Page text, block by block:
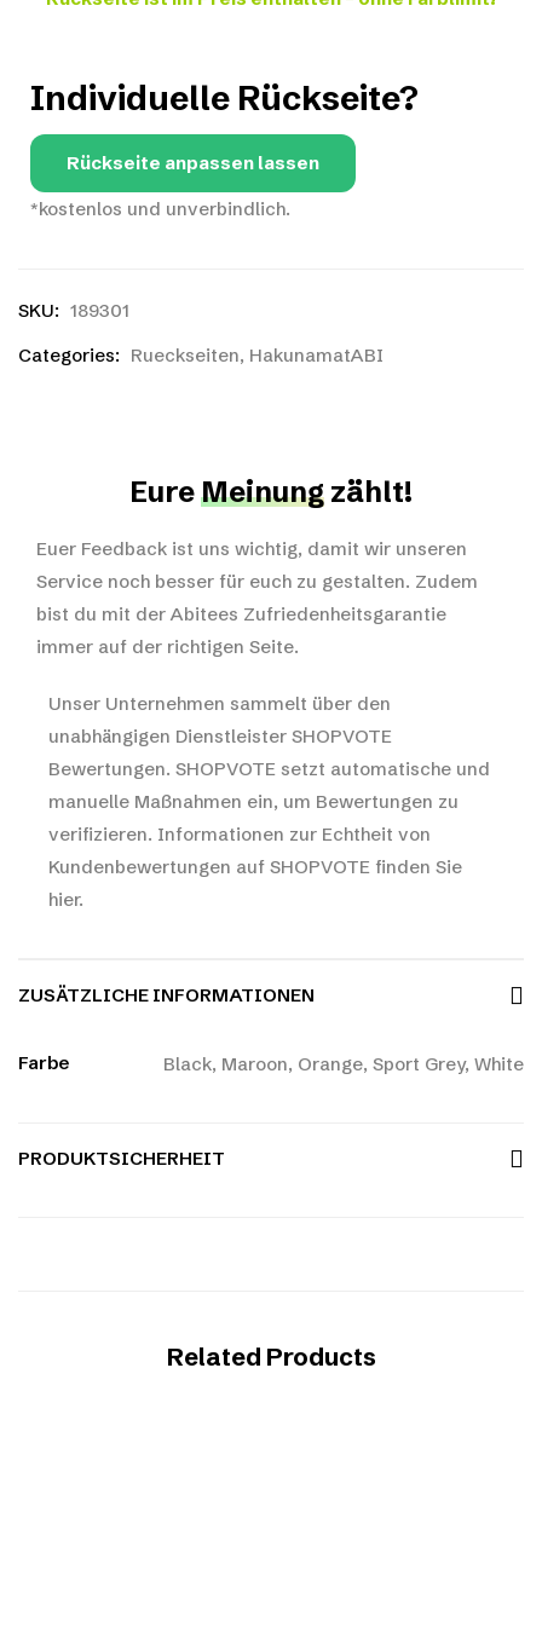
Individuelle Rückseite?
Rückseite anpassen lassen
*kostenlos und unverbindlich.
SKU: 189301
Categories: Rueckseiten, HakunamatABI
EureMeinung zählt!
Euer Feedback ist uns wichtig, damit wir unseren
Service noch besser für euch zu gestalten. Zudem
bist du mit der Abitees Zufriedenheitsgarantie
immer auf der richtigen Seite.
Unser Unternehmen sammelt über den
unabhängigen Dienstleister SHOPVOTE
Bewertungen. SHOPVOTE setzt automatische und
manuelle Maßnahmen ein, um Bewertungen zu
verifizieren. Informationen zur Echtheit von
Kundenbewertungen auf SHOPVOTE finden Sie
hier.
ZUSÄTZLICHE INFORMATIONEN
Farbe Black, Maroon, Orange, Sport Grey, White
PRODUKTSICHERHEIT
Related Products